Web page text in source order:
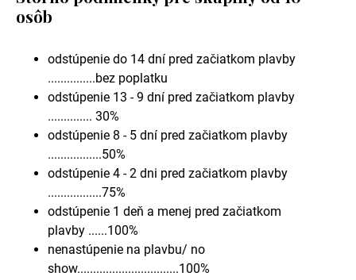
osôb
odstúpenie do 14 dní pred začiatkom plavby
...............bez poplatku
odstúpenie 13 - 9 dní pred začiatkom plavby
.............. 30%
odstúpenie 8 - 5 dní pred začiatkom plavby
.................50%
odstúpenie 4 - 2 dni pred začiatkom plavby
.................75%
odstúpenie 1 deň a menej pred začiatkom
plavby ......100%
nenastúpenie na plavbu/ no
show................................100%